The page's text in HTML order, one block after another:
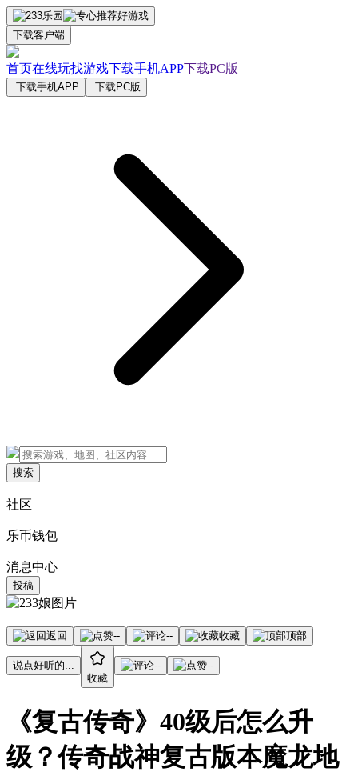
下载客户端
首页在线玩找游戏下载手机APP下载PC版
下载手机APP 下载PC版
搜索
社区
乐币钱包
消息中心
投稿
返回 -- -- 收藏 顶部
说点好听的...
收藏
-- --
《复古传奇》40级后怎么升
级？传奇战神复古版本魔龙地